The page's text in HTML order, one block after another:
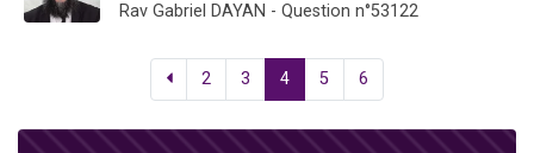
Rav Gabriel DAYAN - Question n°53122
2 3 4 5 6